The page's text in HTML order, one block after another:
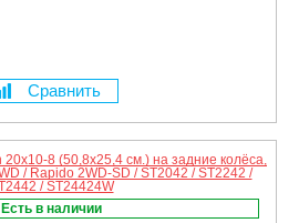
Сравнить
Есть в наличии